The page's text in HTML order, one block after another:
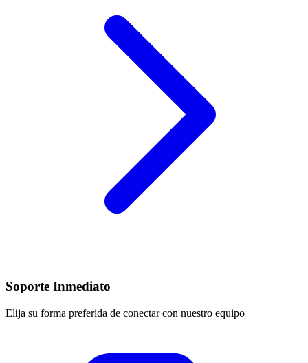
Soporte Inmediato
Elija su forma preferida de conectar con nuestro equipo